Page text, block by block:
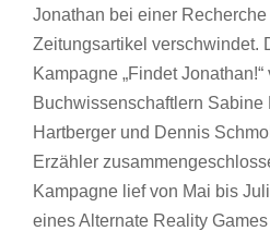
Jonathan bei einer Recherche
Zeitungsartikel verschwindet.
Kampagne „Findet
Buchwissenschaftlern Sabine
Hartberger und Dennis
Erzähler
Kampagne lief von Mai bis
eines Alternate Reality